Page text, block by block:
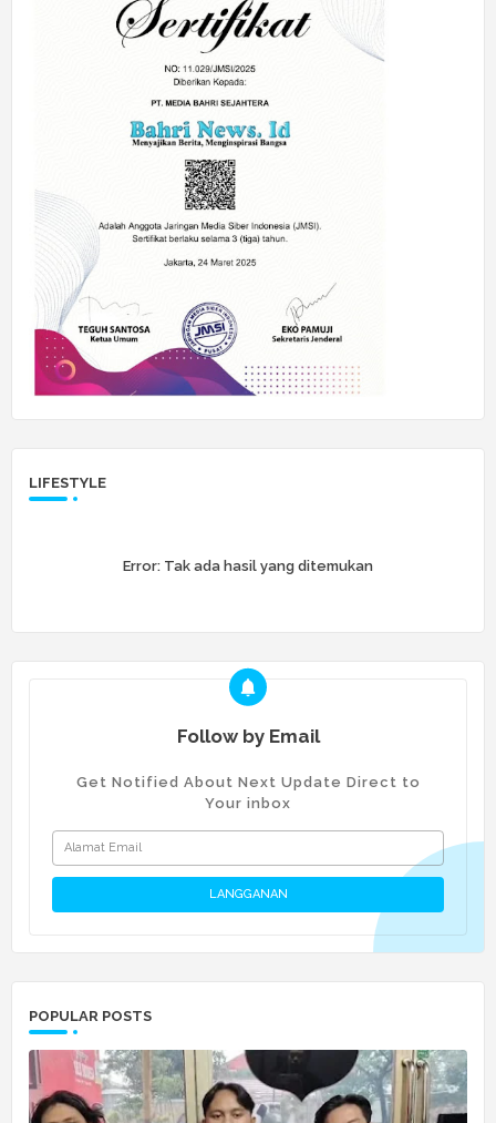
LIFESTYLE
Error: Tak ada hasil yang ditemukan
Follow by Email
Get Notified About Next Update Direct to
Your inbox
POPULAR POSTS